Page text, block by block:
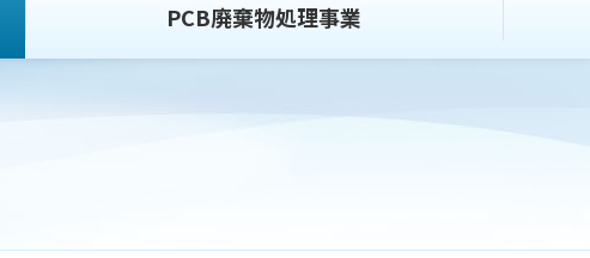
PCB廃棄物処理事業